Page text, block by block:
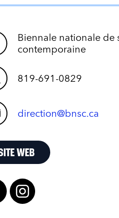
Biennale nationale de
contemporaine
819-691-0829
direction@bnsc.ca
WEB